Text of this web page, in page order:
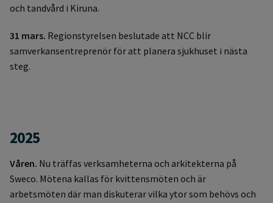
och tandvård i Kiruna.
31 mars. Regionstyrelsen beslutade att NCC blir
samverkansentreprenör för att planera sjukhuset i nästa
steg.
2025
Våren. Nu träffas verksamheterna och arkitekterna på
Sweco. Mötena kallas för kvittensmöten och är
arbetsmöten där man diskuterar vilka ytor som behövs och